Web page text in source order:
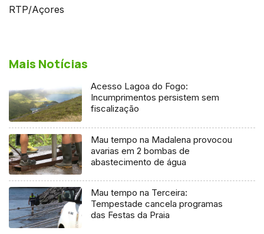
RTP/Açores
Mais Notícias
Acesso Lagoa do Fogo:
Incumprimentos persistem sem
fiscalização
Mau tempo na Madalena provocou
avarias em 2 bombas de
abastecimento de água
Mau tempo na Terceira:
Tempestade cancela programas
das Festas da Praia